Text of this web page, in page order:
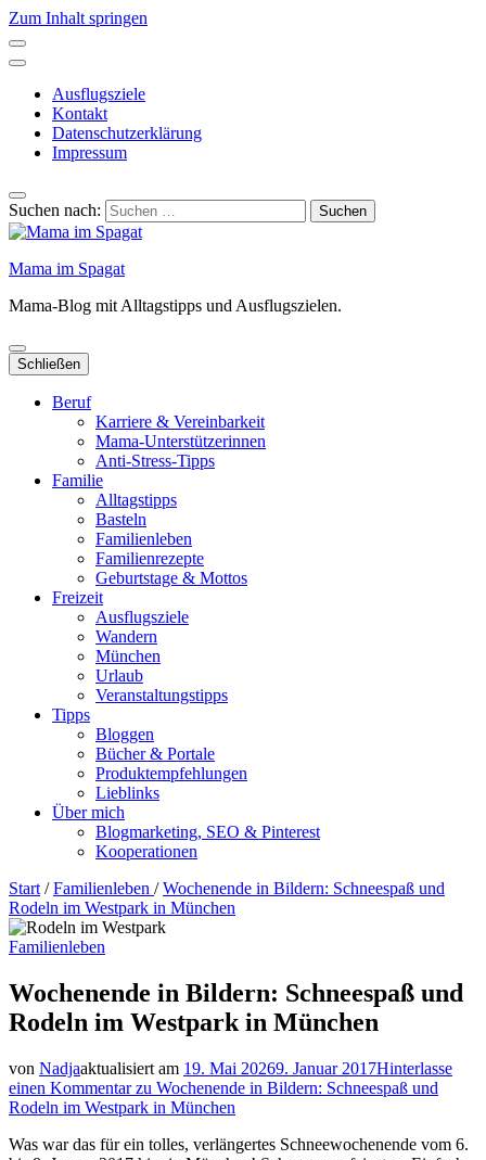
Zum Inhalt springen
Ausflugsziele
Kontakt
Datenschutzerklärung
Impressum
Suchen nach:
Mama im Spagat
Mama-Blog mit Alltagstipps und Ausflugszielen.
Schließen
Beruf
Karriere & Vereinbarkeit
Mama-Unterstützerinnen
Anti-Stress-Tipps
Familie
Alltagstipps
Basteln
Familienleben
Familienrezepte
Geburtstage & Mottos
Freizeit
Ausflugsziele
Wandern
München
Urlaub
Veranstaltungstipps
Tipps
Bloggen
Bücher & Portale
Produktempfehlungen
Lieblinks
Über mich
Blogmarketing, SEO & Pinterest
Kooperationen
Start / Familienleben / Wochenende in Bildern: Schneespaß und
Rodeln im Westpark in München
Familienleben
Wochenende in Bildern: Schneespaß und
Rodeln im Westpark in München
von Nadjaaktualisiert am 19. Mai 20269. Januar 2017Hinterlasse
einen Kommentarzu Wochenende in Bildern: Schneespaß und
Rodeln im Westpark in München
Was war das für ein tolles, verlängertes Schneewochenende vom 6.